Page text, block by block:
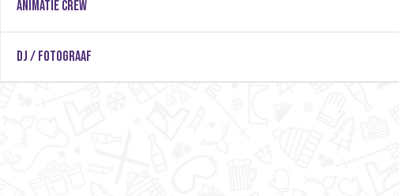
ANIMATIE CREW
DJ / FOTOGRAAF